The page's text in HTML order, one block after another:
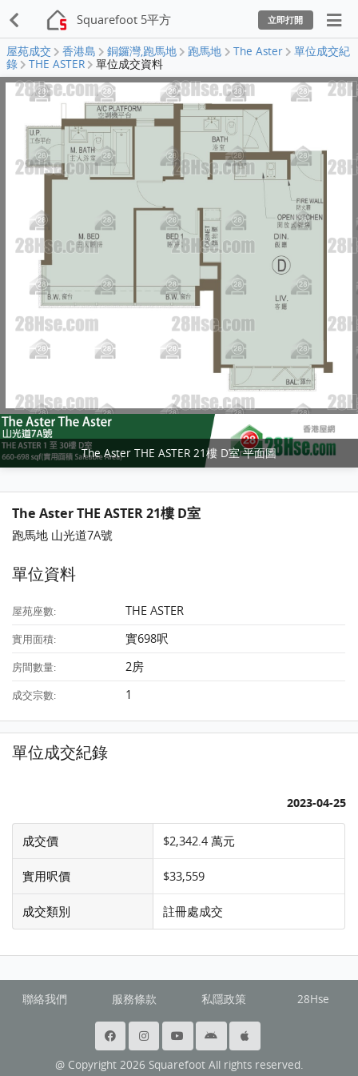
Squarefoot 5平方 立即打開
屋苑成交 香港島 銅鑼灣,跑馬地 跑馬地 The Aster
單位成交紀
錄
THE ASTER 單位成交資料
The Aster THE ASTER 21樓 D室 平面圖
The Aster THE ASTER 21樓 D室
跑馬地 山光道7A號
單位資料
屋苑座數: THE ASTER
實用面積: 實698呎
房間數量: 2房
成交宗數: 1
單位成交紀錄
2023-04-25
成交價 $2,342.4 萬元
實用呎價 $33,559
成交類別 註冊處成交
聯絡我們 服務條款 私隱政策 28Hse
@ Copyright 2026 Squarefoot All rights reserved.